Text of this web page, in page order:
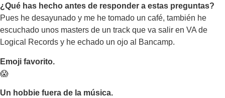
Barras
Del
Mes
Música
¿Qué has hecho antes de responder a estas preguntas?
Pues he desayunado y me he tomado un café, también he
escuchado unos masters de un track que va salir en VA de
Logical Records y he echado un ojo al Bancamp.
Emoji favorito.
😱
Un hobbie fuera de la música.